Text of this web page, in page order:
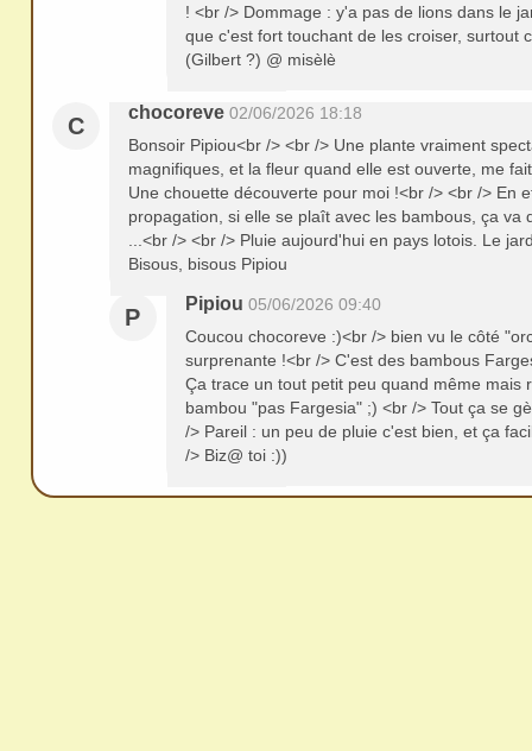
! <br /> Dommage : y'a pas de lions dans le
que c'est fort touchant de les croiser, surtout
(Gilbert ?) @ misèlè
C
chocoreve 02/06/2026 18:18
Bonsoir Pipiou<br /> <br /> Une plante vraiment
magnifiques, et la fleur quand elle est ouverte, me
Une chouette découverte pour moi !<br /> <br /> En
propagation, si elle se plaît avec les bambous, ça va
...<br /> <br /> Pluie aujourd'hui en pays lotois. Le
Bisous, bisous Pipiou
P
Pipiou 05/06/2026 09:40
Coucou chocoreve :)<br /> bien vu le côté
surprenante !<br /> C'est des bambous
Ça trace un tout petit peu quand même mais
bambou "pas Fargesia" ;) <br /> Tout ça se
/> Pareil : un peu de pluie c'est bien, et ça
/> Biz@ toi :))